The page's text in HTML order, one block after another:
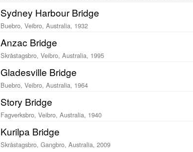
Sydney Harbour Bridge
Buebro, Veibro, Australia, 1932
Anzac Bridge
Skråstagsbro, Veibro, Australia, 1995
Gladesville Bridge
Buebro, Veibro, Australia, 1964
Story Bridge
Fagverksbro, Veibro, Australia, 1940
Kurilpa Bridge
Skråstagsbro, Gangbro, Australia, 2009